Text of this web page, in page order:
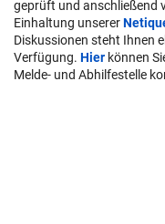
geprüft und anschließend
Einhaltung unserer
Diskussionen steht Ihnen
Verfügung. Hier können
Melde- und Abhilfestelle